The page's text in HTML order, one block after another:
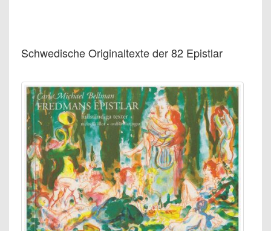
Schwedische Originaltexte der 82 Epistlar